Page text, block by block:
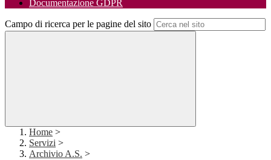
Documentazione GDPR
Campo di ricerca per le pagine del sito
Home >
Servizi >
Archivio A.S. >